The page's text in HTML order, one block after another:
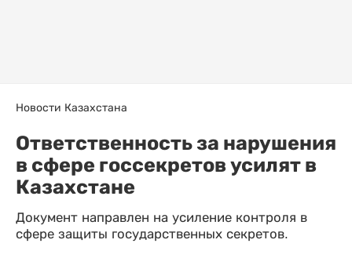
Новости Казахстана
Ответственность за нарушения
в сфере госсекретов усилят в
Казахстане
Документ направлен на усиление контроля в
сфере защиты государственных секретов.